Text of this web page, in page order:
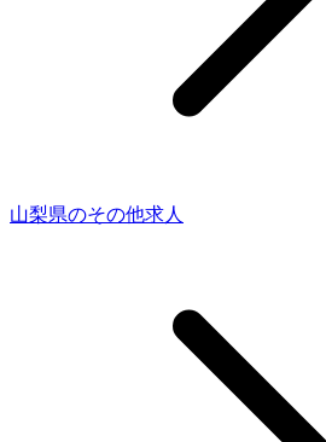
山梨県のその他求人